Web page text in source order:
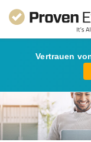
Vertrauen